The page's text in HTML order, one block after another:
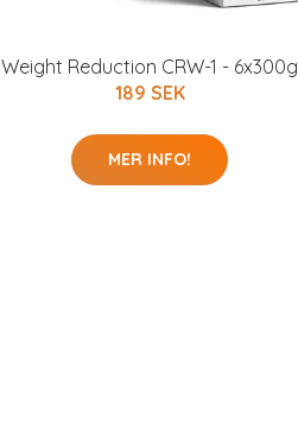
Weight Reduction CRW-1 - 6x300g
189 SEK
MER INFO!